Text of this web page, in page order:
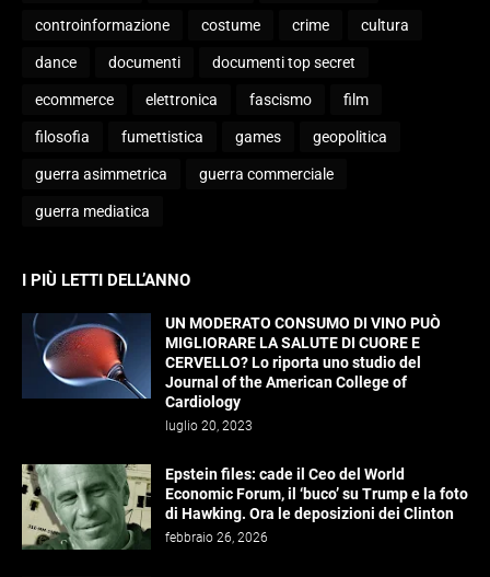
controinformazione costume crime cultura
dance documenti documenti top secret
ecommerce elettronica fascismo film
filosofia fumettistica games geopolitica
guerra asimmetrica guerra commerciale
guerra mediatica
I PIÙ LETTI DELL’ANNO
UN MODERATO CONSUMO DI VINO PUÒ
MIGLIORARE LA SALUTE DI CUORE E
CERVELLO? Lo riporta uno studio del
Journal of the American College of
Cardiology
luglio 20, 2023
Epstein files: cade il Ceo del World
Economic Forum, il ‘buco’ su Trump e la foto
di Hawking. Ora le deposizioni dei Clinton
febbraio 26, 2026